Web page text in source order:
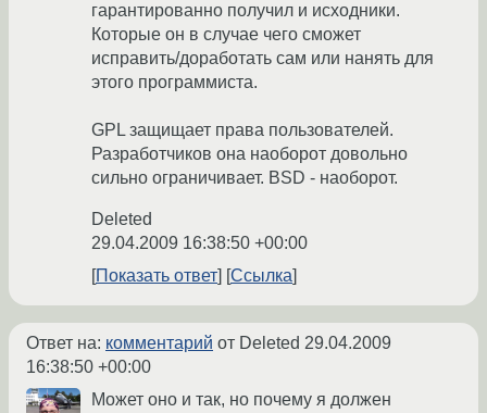
гарантированно получил и исходники.
Которые он в случае чего сможет
исправить/доработать сам или нанять для
этого программиста.
GPL защищает права пользователей.
Разработчиков она наоборот довольно
сильно ограничивает. BSD - наоборот.
Deleted
29.04.2009 16:38:50 +00:00
Показать ответ
Ссылка
Ответ на: комментарий от Deleted 29.04.2009
16:38:50 +00:00
Может оно и так, но почему я должен